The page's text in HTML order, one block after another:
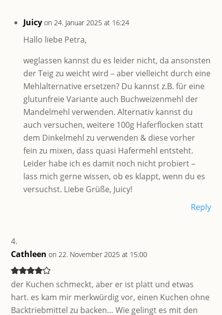
Juicy on 24. Januar 2025 at 16:24
Hallo liebe Petra,
weglassen kannst du es leider nicht, da ansonsten
der Teig zu weicht wird – aber vielleicht durch eine
Mehlalternative ersetzen? Du kannst z.B. für eine
glutunfreie Variante auch Buchweizenmehl der
Mandelmehl verwenden. Alternativ kannst du
auch versuchen, weitere 100g Haferflocken statt
dem Dinkelmehl zu verwenden & diese vorher
fein zu mixen, dass quasi Hafermehl entsteht.
Leider habe ich es damit noch nicht probiert –
lass mich gerne wissen, ob es klappt, wenn du es
versuchst. Liebe Grüße, Juicy!
Reply
Cathleen on 22. November 2025 at 15:00
der Kuchen schmeckt, aber er ist platt und etwas
hart. es kam mir merkwürdig vor, einen Kuchen ohne
Backtriebmittel zu backen… Wie gelingt es mit den